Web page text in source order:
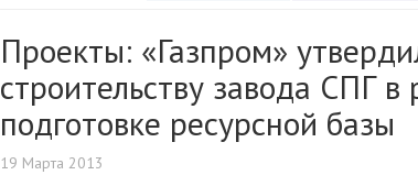
Проекты: «Газпром»
строительству завода СПГ
подготовке ресурсной базы
19 Марта 2013